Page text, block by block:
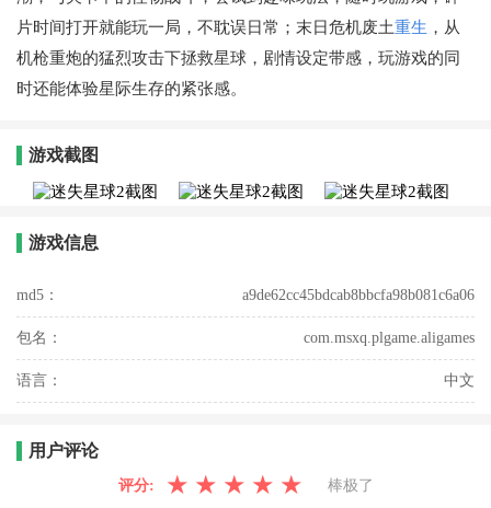
片时间打开就能玩一局，不耽误日常；末日危机废土重生 ，从
机枪重炮的猛烈攻击下拯救星球，剧情设定带感，玩游戏的同
时还能体验星际生存的紧张感。
游戏截图
游戏信息
md5： a9de62cc45bdcab8bbcfa98b081c6a06
包名： com.msxq.plgame.aligames
语言： 中文
用户评论
评分: ★ ★ ★ ★ ★ 棒极了